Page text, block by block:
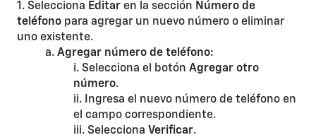
1. Selecciona Editar en la sección Número de
teléfono para agregar un nuevo número o eliminar
uno existente.
a. Agregar número de teléfono:
i. Selecciona el botón Agregar otro
número.
ii. Ingresa el nuevo número de teléfono en
el campo correspondiente.
iii. Selecciona Verificar.